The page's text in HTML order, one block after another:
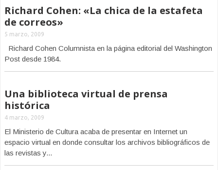
Richard Cohen: «La chica de la estafeta
de correos»
5 marzo, 2009
Richard Cohen Columnista en la página editorial del Washington
Post desde 1984.
Una biblioteca virtual de prensa
histórica
4 marzo, 2009
El Ministerio de Cultura acaba de presentar en Internet un
espacio virtual en donde consultar los archivos bibliográficos de
las revistas y...